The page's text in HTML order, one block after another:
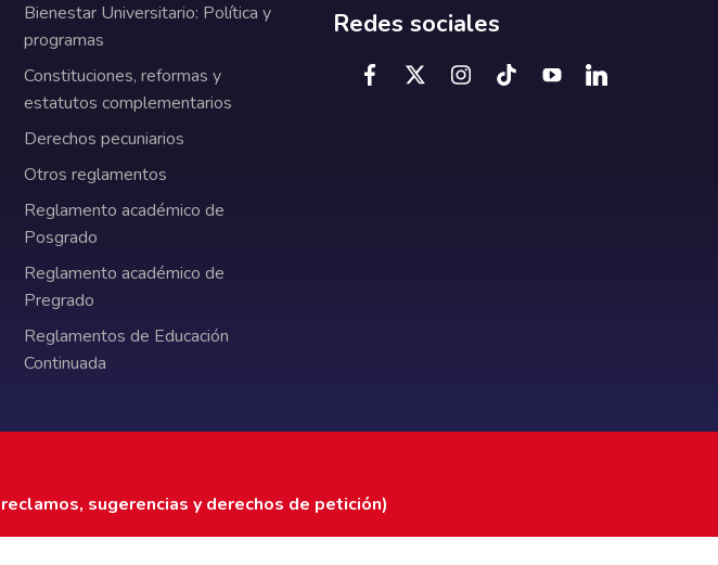
Bienestar Universitario: Política y
programas
Constituciones, reformas y
estatutos complementarios
Derechos pecuniarios
Otros reglamentos
Reglamento académico de
Posgrado
Reglamento académico de
Pregrado
Reglamentos de Educación
Continuada
Redes sociales
sugerencias y derechos de petición)